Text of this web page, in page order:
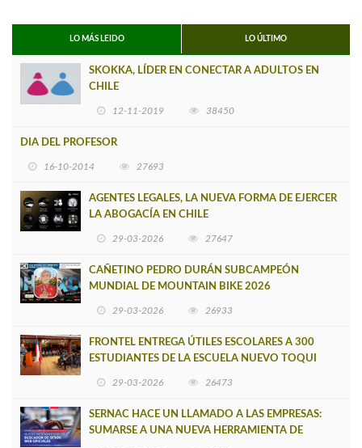
LO MÁS LEIDO LO ÚLTIMO
SKOKKA, LÍDER EN CONECTAR A ADULTOS EN
CHILE
12-11-2019 38450
DIA DEL PROFESOR
16-10-2014 27693
AGENTES LEGALES, LA NUEVA FORMA DE EJERCER
LA ABOGACÍA EN CHILE
29-03-2026 27647
CAÑETINO PEDRO DURÁN SUBCAMPEÓN
MUNDIAL DE MOUNTAIN BIKE 2026
29-03-2026 26933
FRONTEL ENTREGA ÚTILES ESCOLARES A 300
ESTUDIANTES DE LA ESCUELA NUEVO TOQUI
29-03-2026 26473
SERNAC HACE UN LLAMADO A LAS EMPRESAS:
SUMARSE A UNA NUEVA HERRAMIENTA DE